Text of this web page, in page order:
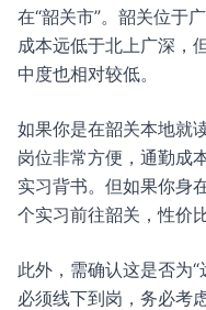
在“韶关市”。韶关位于
成本远低于北上广深，
中度也相对较低。
如果你是在韶关本地就
岗位非常方便，通勤成
实习背书。但如果你身
个实习前往韶关，性价
此外，需确认这是否为“
必须线下到岗，务必考